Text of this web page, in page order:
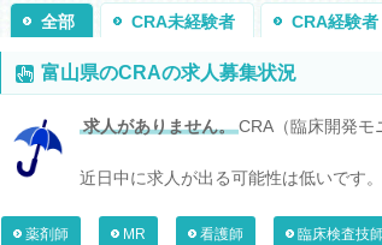
全部 CRA未経験者 CRA経験者
富山県のCRAの求人募集状況
求人がありません。CRA（臨床開発モ
近日中に求人が出る可能性は低いです
薬剤師 MR 看護師 臨床検査技